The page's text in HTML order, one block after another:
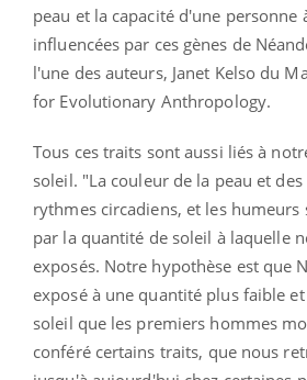
peau et la capacité d'une personne
influencées par ces gènes de
l'une des auteurs, Janet Kelso du
for Evolutionary Anthropology.
Tous ces traits sont aussi liésà
soleil. "La couleur de la peau et
rythmes circadiens, et les
par la quantité de soleil à laquelle
exposés. Notre hypothèse est que
exposé à une quantité plus faible
soleil que les premiers hommes
conféré certains traits, que nous